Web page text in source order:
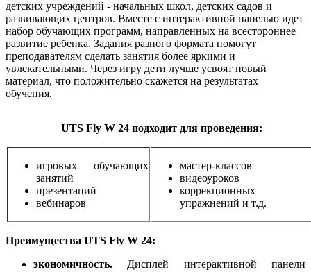
детских учреждений - начальных школ, детских садов и
развивающих центров. Вместе с интерактивной панелью идет
набор обучающих программ, направленных на всестороннее
развитие ребенка. Задания разного формата помогут
преподавателям сделать занятия более яркими и
увлекательными. Через игру дети лучше усвоят новый
материал, что положительно скажется на результатах
обучения.
UTS Fly W 24 подходит для проведения:
игровых обучающих
занятий
презентаций
вебинаров
мастер-классов
видеоуроков
коррекционных
упражнений и т.д.
Преимущества UTS Fly W 24:
экономичность. Дисплей интерактивной панели